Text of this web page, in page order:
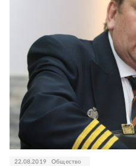
22.08.2019 Общество